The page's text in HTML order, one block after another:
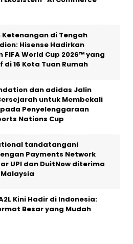
Ketenangan di Tengah
Hisense Hadirkan
FIFA World Cup 2026™ yang
di 16 Kota Tuan Rumah
dan adidas Jalin
untuk Membekali
pada Penyelenggaraan
Nations Cup
tandatangani
Payments Network
UPI dan DuitNow diterima
Kini Hadir di Indonesia:
Besar yang Mudah